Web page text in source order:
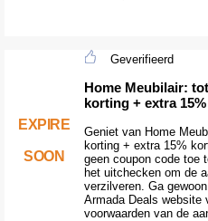
EXPIRE
SOON
Geverifieerd
Home Meubilair:
korting + extra
Geniet van Home
korting + extra 15%
geen coupon code toe
het uitchecken om de
verzilveren. Ga
Armada Deals website
voorwaarden van de